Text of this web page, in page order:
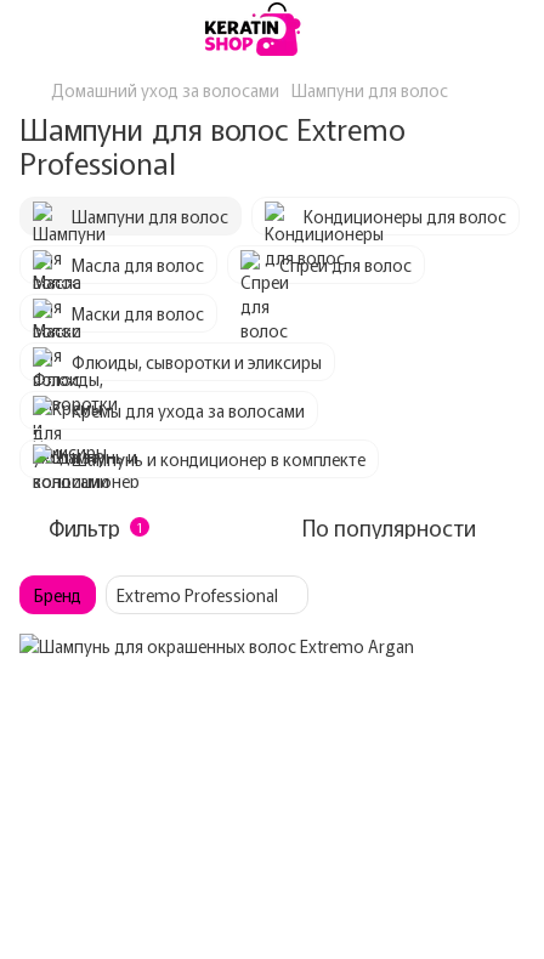
Домашний уход за волосами Шампуни для волос
Шампуни для волос Extremo
Professional
Шампуни для волос
Кондиционеры для волос
Масла для волос
Спреи для волос
Маски для волос
Флюиды, сыворотки и эликсиры
Кремы для ухода за волосами
Шампунь и кондиционер в комплекте
Фильтр 1 По популярности
Бренд Extremo Professional